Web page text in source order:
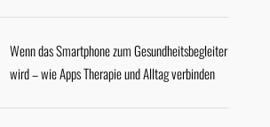
Wenn das Smartphone zum Gesundheitsbegleiter
wird – wie Apps Therapie und Alltag verbinden